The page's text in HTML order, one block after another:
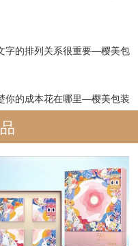
字的排列关系很重要—樱美包
你的成本花在哪里—樱美包装